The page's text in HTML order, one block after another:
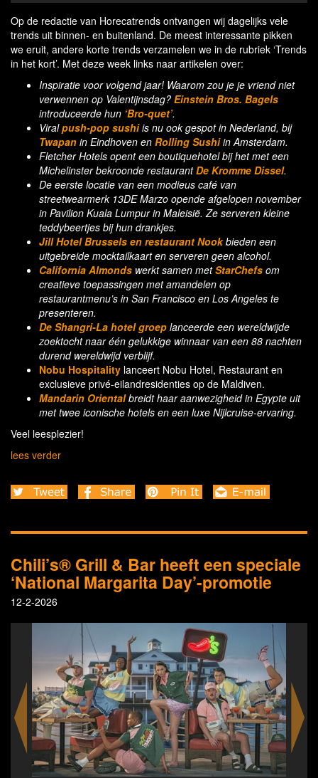
Op de redactie van Horecatrends ontvangen wij dagelijks vele
trends uit binnen- en buitenland. De meest interessante pikken
we eruit, andere korte trends verzamelen we in de rubriek ‘Trends
in het kort’. Met deze week links naar artikelen over:
Inspiratie voor volgend jaar! Waarom zou je je vriend niet
verwennen op Valentijnsdag? Einstein Bros. Bagels
introduceerde hun ‘Bro-quet’.
Viralpush-pop sushiis nu ook gespot in Nederland, bij
Twapan in Eindhoven en Rolling Sushiin Amsterdam.
Fletcher Hotels opent een boutiquehotel bij het met een
Michelinster bekroonde restaurantDe Kromme Dissel.
De eerste locatie van een modieus café van
streetwearmerk 13DE Marzo opende afgelopen november
in Pavilion Kuala Lumpur in Maleisië. Ze serveren kleine
teddybeertjes bij hun drankjes.
Jill Hotel Brussels en restaurant Nookbieden een
uitgebreide mocktailkaart en serveren geen alcohol.
California Almonds werkt samen metStarChefs om
creatieve toepassingen met amandelen op
restaurantmenu’s in San Francisco en Los Angeles te
presenteren.
De Shangri-La hotel groep lanceerde een wereldwijde
zoektocht naar één gelukkige winnaar van een 88 nachten
durend wereldwijd verblijf.
Nobu Hospitality lanceert Nobu Hotel, Restaurant en
exclusieve privé-eilandresidenties op de Maldiven.
Mandarin Orientalbreidt haar aanwezigheid in Egypte uit
met twee iconische hotels en een luxe Nijlcruise-ervaring.
Veel leesplezier!
lees verder
Chili’s® Grill & Bar heeft een speciale
‘National Margarita Day’-promotie
12-2-2026